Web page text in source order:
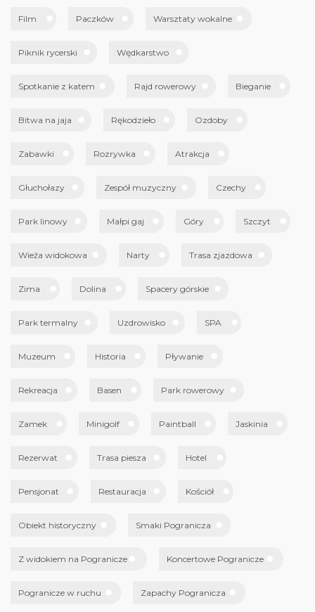
Film Paczków Warsztaty wokalne
Piknik rycerski Wędkarstwo
Spotkanie z katem Rajd rowerowy Bieganie
Bitwa na jaja Rękodzieło Ozdoby
Zabawki Rozrywka Atrakcja
Głuchołazy Zespół muzyczny Czechy
Park linowy Małpi gaj Góry Szczyt
Wieża widokowa Narty Trasa zjazdowa
Zima Dolina Spacery górskie
Park termalny Uzdrowisko SPA
Muzeum Historia Pływanie
Rekreacja Basen Park rowerowy
Zamek Minigolf Paintball Jaskinia
Rezerwat Trasa piesza Hotel
Pensjonat Restauracja Kościół
Obiekt historyczny Smaki Pogranicza
Z widokiem na Pogranicze Koncertowe Pogranicze
Pogranicze w ruchu Zapachy Pogranicza